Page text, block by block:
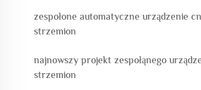
zespołone automatyczne urządzenie
strzemion
najnowszy projekt zespołąnego
strzemion